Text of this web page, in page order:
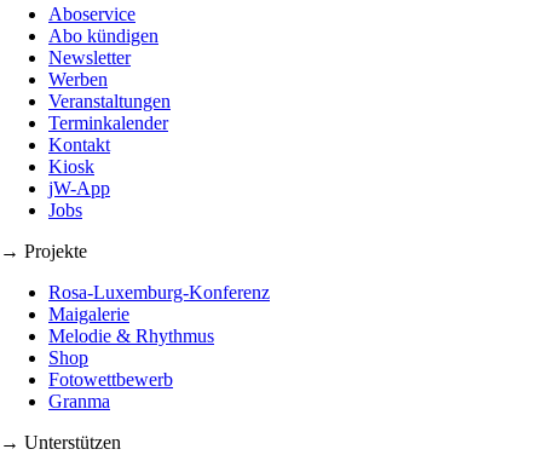
Aboservice
Abo kündigen
Newsletter
Werben
Veranstaltungen
Terminkalender
Kontakt
Kiosk
jW-App
Jobs
→ Projekte
Rosa-Luxemburg-Konferenz
Maigalerie
Melodie & Rhythmus
Shop
Fotowettbewerb
Granma
→ Unterstützen